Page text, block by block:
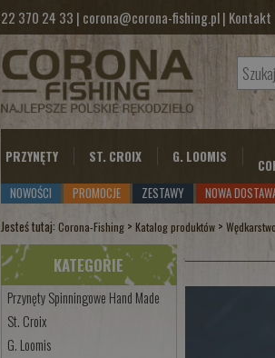
22 370 24 33 | corona@corona-fishing.pl| Kontakt
PRZYNĘTY ST. CROIX G. LOOMIS
NOWOŚCI
PROMOCJE ZESTAWY NOWA
Jesteś tutaj: Corona-Fishing >Katalog produktów >
KATEGORIE
Przynęty Spinningowe Hand Made
St. Croix
G. Loomis